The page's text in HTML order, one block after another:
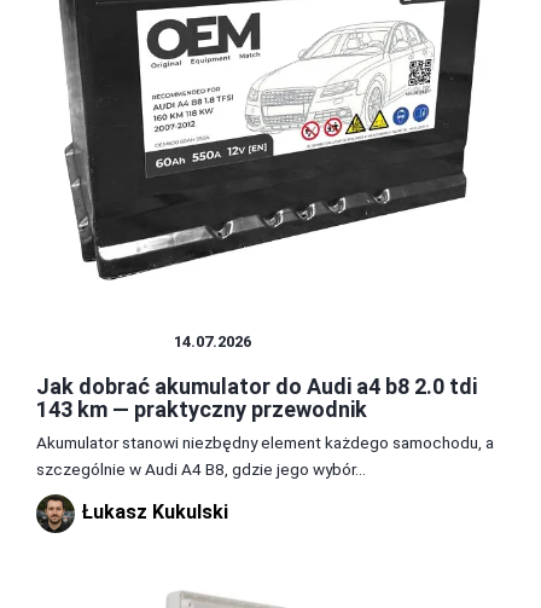
14.07.2026
Jak dobrać akumulator do Audi a4 b8 2.0 tdi
143 km — praktyczny przewodnik
Akumulator stanowi niezbędny element każdego samochodu, a
szczególnie w Audi A4 B8, gdzie jego wybór...
Łukasz Kukulski